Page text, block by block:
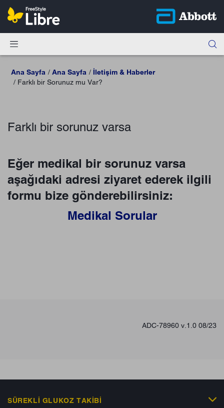
Ana Sayfa Ana Sayfa
İletişim & Haberler
Farklı bir Sorunuz mu Var?​
Farklı bir sorunuz varsa
Eğer medikal bir sorunuz varsa
aşağıdaki adresi ziyaret ederek ilgili
formu bize gönderebilirsiniz:
Medikal Sorular
ADC-78960 v.1.0 08/23
SÜREKLI GLUKOZ TAKIBI